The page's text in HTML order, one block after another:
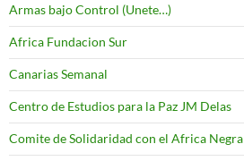
Armas bajo Control (Unete…)
Africa Fundacion Sur
Canarias Semanal
Centro de Estudios para la Paz JM Delas
Comite de Solidaridad con el Africa Negra